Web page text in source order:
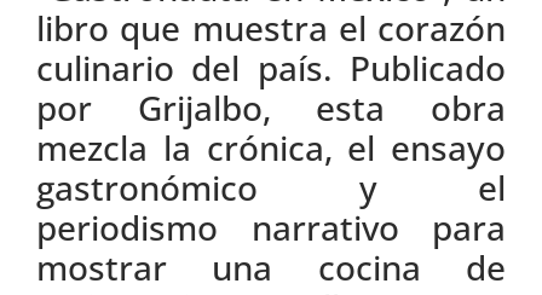
libro que muestra el corazón
culinario del país. Publicado
por Grijalbo, esta obra
mezcla la crónica, el ensayo
gastronómico y el
periodismo narrativo para
mostrar una cocina de